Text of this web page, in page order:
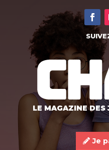
LE MAGAZINE DES
Je